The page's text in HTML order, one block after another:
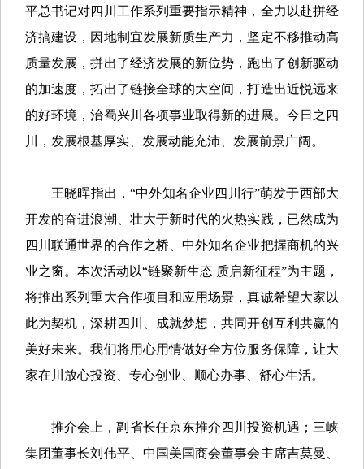
平总书记对四川工作系列重要指示精神，全力以赴拼经
济搞建设，因地制宜发展新质生产力，坚定不移推动高
质量发展，拼出了经济发展的新位势，跑出了创新驱动
的加速度，拓出了链接全球的大空间，打造出近悦远来
的好环境，治蜀兴川各项事业取得新的进展。今日之四
川，发展根基厚实、发展动能充沛、发展前景广阔。
王晓晖指出，“中外知名企业四川行”萌发于西部大
开发的奋进浪潮、壮大于新时代的火热实践，已然成为
四川联通世界的合作之桥、中外知名企业把握商机的兴
业之窗。本次活动以“链聚新生态 质启新征程”为主题，
将推出系列重大合作项目和应用场景，真诚希望大家以
此为契机，深耕四川、成就梦想，共同开创互利共赢的
美好未来。我们将用心用情做好全方位服务保障，让大
家在川放心投资、专心创业、顺心办事、舒心生活。
推介会上，副省长任京东推介四川投资机遇；三峡
集团董事长刘伟平、中国美国商会董事会主席吉莫曼、